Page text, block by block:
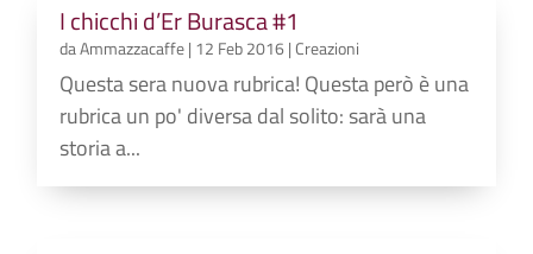
I chicchi d’Er Burasca #1
daAmmazzacaffe| 12 Feb 2016|Creazioni
Questa sera nuova rubrica! Questa però è una
rubrica un po' diversa dal solito: sarà una
storia a...